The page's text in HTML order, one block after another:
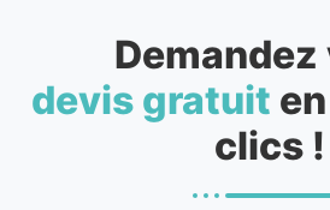
devis gratuit
clics !